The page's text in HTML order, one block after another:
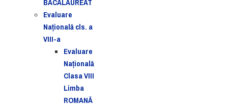
BACALAUREAT
Evaluare
Naţională cls. a
VIII-a
Evaluare
Naţională
Clasa VIII
Limba
ROMANĂ